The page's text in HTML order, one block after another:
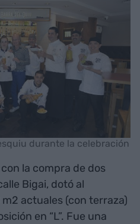
durante la celebración
la compra de dos
Bigai, dotó al
actuales (con terraza)
en “L”. Fue una